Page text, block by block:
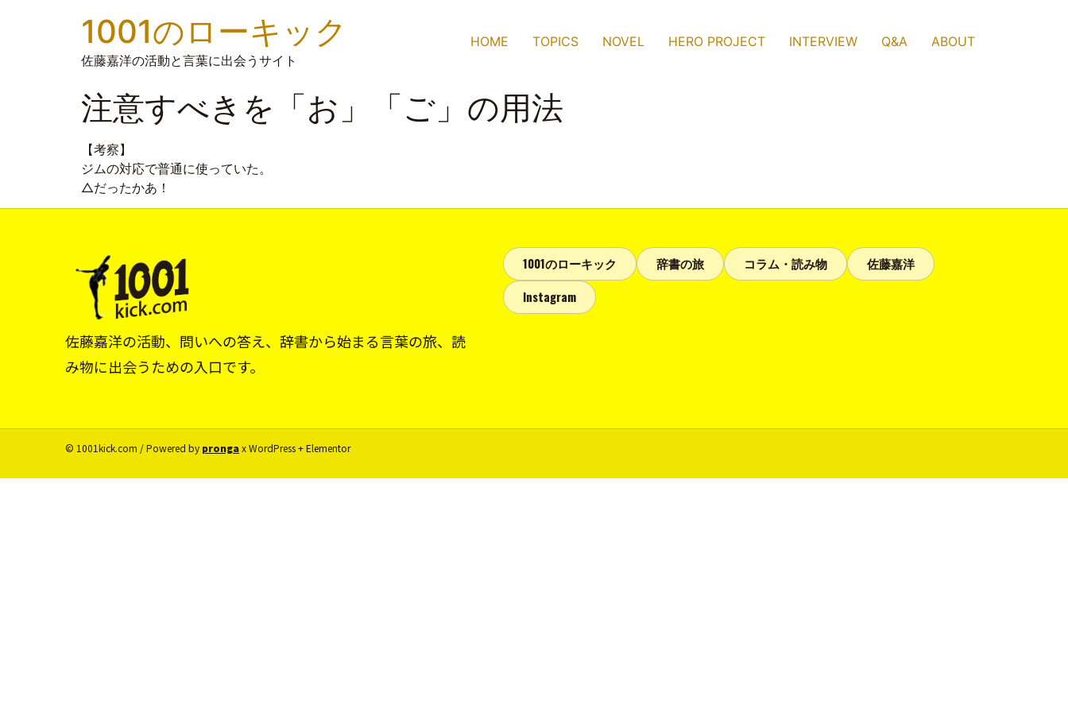
1001のローキック
佐藤嘉洋の活動と言葉に出会うサイト
HOME TOPICS NOVEL HERO PROJECT INTERVIEW Q&A ABOUT
注意すべきを「お」「ご」の用法
【考察】
ジムの対応で普通に使っていた。
△だったかあ！
佐藤嘉洋の活動、問いへの答え、辞書から始まる言葉の旅、読
み物に出会うための入口です。
1001のローキック 辞書の旅 コラム・読み物
佐藤嘉洋
Instagram
© 1001kick.com / Powered by prongax WordPress + Elementor